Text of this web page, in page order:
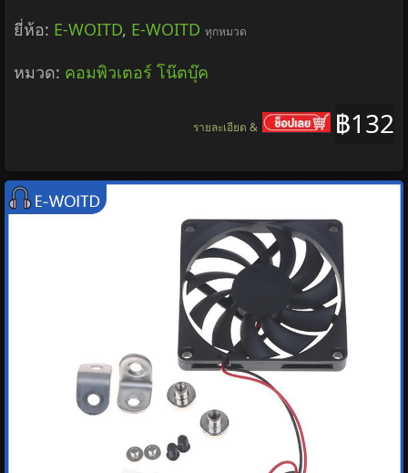
ยี่ห้อ: E-WOITD, E-WOITD ทุกหมวด
หมวด: คอมพิวเตอร์ โน๊ตบุ๊ค
฿132
รายละเอียด &